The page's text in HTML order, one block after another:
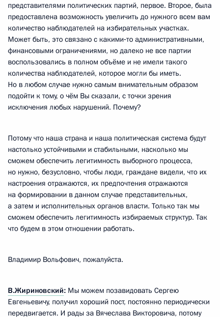
представителями политических партий, первое. Второе, была
предоставлена возможность увеличить до нужного всем вам
количество наблюдателей на избирательных участках.
Может быть, это связано с какими‑то административными,
финансовыми ограничениями, но далеко не все партии
воспользовались в полном объёме и не имели такого
количества наблюдателей, которое могли бы иметь.
Но в любом случае нужно самым внимательным образом
подойти к тому, о чём Вы сказали, с точки зрения
исключения любых нарушений. Почему?
Потому что наша страна и наша политическая система будут
настолько устойчивыми и стабильными, насколько мы
сможем обеспечить легитимность выборного процесса,
но нужно, безусловно, чтобы люди, граждане видели, что их
настроения отражаются, их предпочтения отражаются
на формировании в данном случае представительных,
а затем и исполнительных органов власти. Только так мы
сможем обеспечить легитимность избираемых структур. Так
что будем в этом отношении работать.
Владимир Вольфович, пожалуйста.
В.Жириновский: Мы можем позавидовать Сергею
Евгеньевичу, получил хороший пост, постоянно периодически
передвигается. И рады за Вячеслава Викторовича, потому